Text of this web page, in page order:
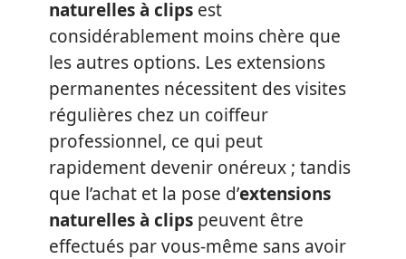
naturelles à clips est
considérablement moins chère que
les autres options. Les extensions
permanentes nécessitent des visites
régulières chez un coiffeur
professionnel, ce qui peut
rapidement devenir onéreux ; tandis
que l’achat et la pose d’extensions
naturelles à clips peuvent être
effectués par vous-même sans avoir